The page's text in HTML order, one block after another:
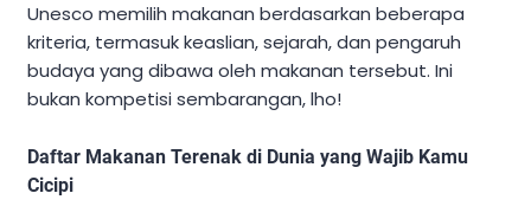
Unesco memilih makanan berdasarkan beberapa
kriteria, termasuk keaslian, sejarah, dan pengaruh
budaya yang dibawa oleh makanan tersebut. Ini
bukan kompetisi sembarangan, lho!
Daftar Makanan Terenak di Dunia yang Wajib Kamu
Cicipi